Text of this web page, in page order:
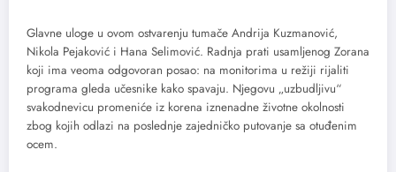
Glavne uloge u ovom ostvarenju tumače Andrija Kuzmanović,
Nikola Pejaković i Hana Selimović. Radnja prati usamljenog Zorana
koji ima veoma odgovoran posao: na monitorima u režiji rijaliti
programa gleda učesnike kako spavaju. Njegovu „uzbudljivu“
svakodnevicu promeniće iz korena iznenadne životne okolnosti
zbog kojih odlazi na poslednje zajedničko putovanje sa otuđenim
ocem.